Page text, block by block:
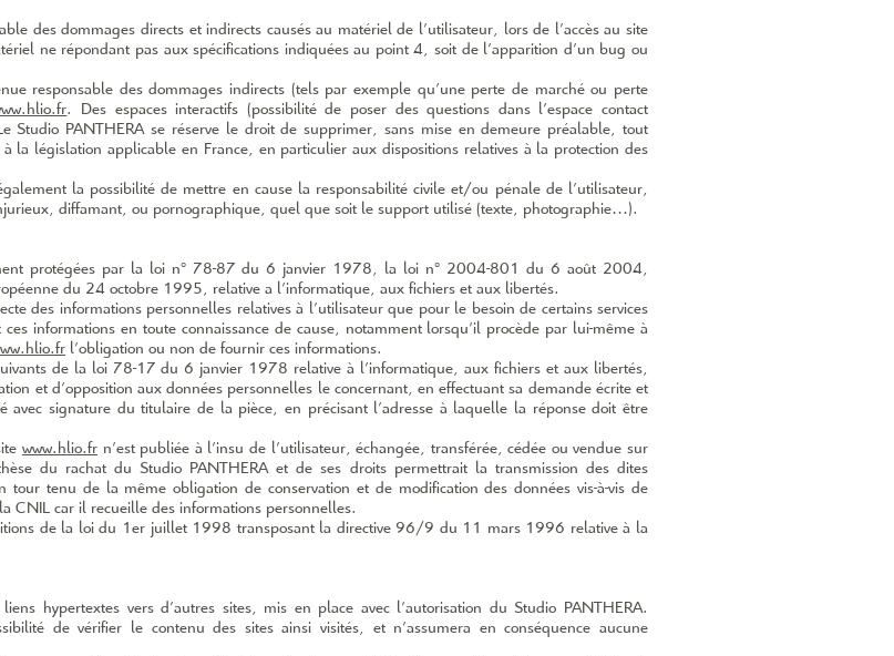
des dommages directs et indirects causés au matériel de l’utilisateur, lors de l’accès au site
ne répondant pas aux spécifications indiquées au point 4, soit de l’apparition d’un bug ou
responsable des dommages indirects (tels par exemple qu’une perte de marché ou perte
. Des espaces interactifs (possibilité de poser des questions dans l’espace contact
Studio PANTHERA se réserve le droit de supprimer, sans mise en demeure préalable, tout
la législation applicable en France, en particulier aux dispositions relatives à la protection des
la possibilité de mettre en cause la responsabilité civile et/ou pénale de l’utilisateur,
diffamant, ou pornographique, quel que soit le support utilisé (texte, photographie…).
protégées par la loi n° 78­-87 du 6 janvier 1978, la loi n° 2004-­801 du 6 août 2004,
du 24 octobre 1995, relative a l'informatique, aux fichiers et aux libertés.
des informations personnelles relatives à l’utilisateur que pour le besoin de certains services
informations en toute connaissance de cause, notamment lorsqu’il procède par lui­-même à
l’obligation ou non de fournir ces informations.
de la loi 78-­17 du 6 janvier 1978 relative à l’informatique, aux fichiers et aux libertés,
et d’opposition aux données personnelles le concernant, en effectuant sa demande écrite et
avec signature du titulaire de la pièce, en précisant l’adresse à laquelle la réponse doit être
www.hlio.fr n’est publiée à l’insu de l’utilisateur, échangée, transférée, cédée ou vendue sur
du rachat du Studio PANTHERA et de ses droits permettrait la transmission des dites
tour tenu de la même obligation de conservation et de modification des données vis-­à­-vis de
CNIL car il recueille des informations personnelles.
de la loi du 1er juillet 1998 transposant la directive 96/9 du 11 mars 1996 relative à la
hypertextes vers d’autres sites, mis en place avec l’autorisation du Studio PANTHERA.
de vérifier le contenu des sites ainsi visités, et n’assumera en conséquence aucune